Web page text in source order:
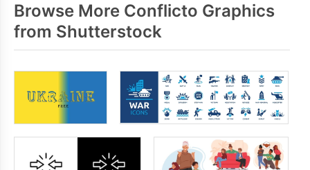
Browse More Conflicto Graphics
from Shutterstock